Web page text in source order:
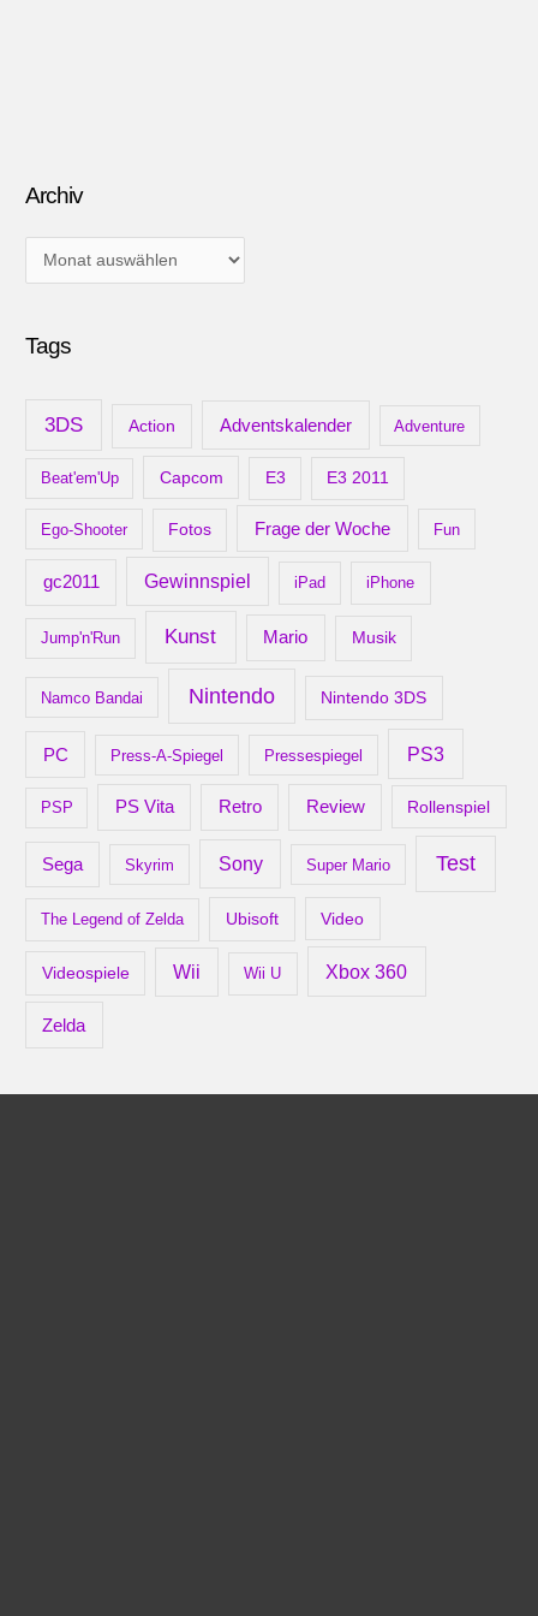
Archiv
r
Tags
3DS Action Adventskalender Adventure
Beat'em'Up Capcom E3 E3 2011
Ego-Shooter Fotos Frage der Woche Fun
gc2011 Gewinnspiel iPad iPhone
Jump'n'Run Kunst Mario Musik
Namco Bandai Nintendo Nintendo 3DS
PC Press-A-Spiegel Pressespiegel PS3
PSP PS Vita Retro Review Rollenspiel
Sega Skyrim Sony Super Mario Test
The Legend of Zelda Ubisoft Video
Videospiele Wii Wii U Xbox 360
Zelda